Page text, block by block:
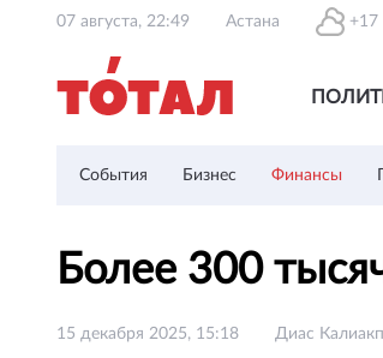
07 августа, 22:49 Астана +17
События Бизнес Финансы
Более 300
15 декабря 2025, 15:18 Диас